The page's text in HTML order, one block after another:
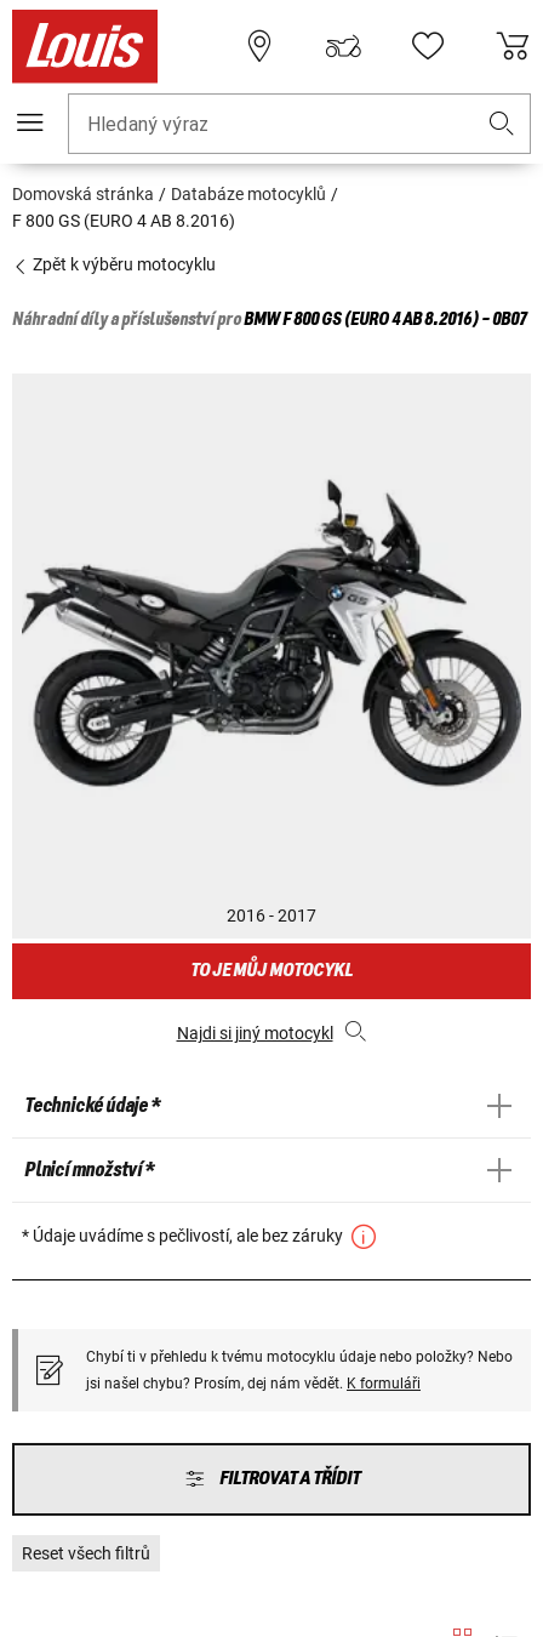
Hledaný výraz
Domovská stránka
Databáze motocyklů
F 800 GS (EURO 4 AB 8.2016)
Zpět k výběru motocyklu
Náhradní díly a příslušenství proBMWF 800 GS (EURO 4 AB 8.2016) - 0B07
2016 - 2017
TO JE MŮJ MOTOCYKL
Najdi si jiný motocykl
Technické údaje *
Plnicí množství *
* Údaje uvádíme s pečlivostí, ale bez záruky
Chybí ti v přehledu k tvému motocyklu údaje nebo položky? Nebo
jsi našel chybu? Prosím, dej nám vědět. K formuláři
FILTROVAT A TŘÍDIT
Reset všech filtrů